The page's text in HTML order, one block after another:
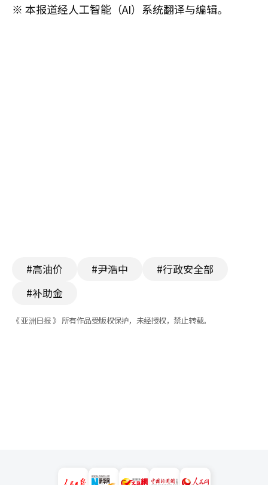
※ 本报道经人工智能（AI）系统翻译与编辑。
#高油价 #尹浩中
#行政安全部
#补助金
《 亚洲日报 》 所有作品受版权保护，未经授权，禁止转载。